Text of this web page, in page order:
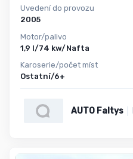
Uvedení do provozu
2005
Motor/palivo
1,9 l/74 kw/Nafta
Karoserie/počet míst
Ostatní/6+
AUTO Faltys